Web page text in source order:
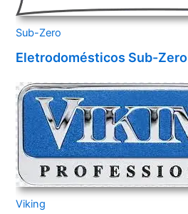
Sub-Zero
Eletrodomésticos Sub-Zero
Viking